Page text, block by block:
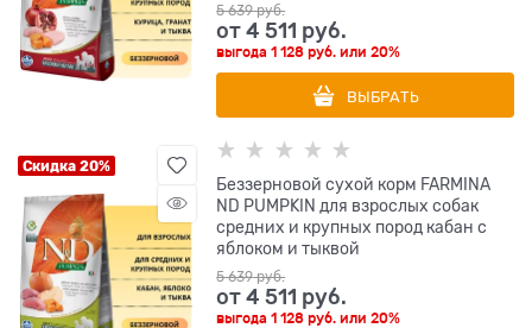
5 639 руб.
от4 511 руб.
выгода1 128 руб. или20%
ВЫБРАТЬ
Скидка 20%
Беззерновой cухой корм FARMINA
ND PUMPKIN для взрослых собак
средних и крупных пород кабан с
яблоком и тыквой
5 639 руб.
от4 511 руб.
выгода1 128 руб. или20%